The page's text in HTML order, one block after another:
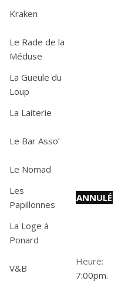
Kraken
Le Rade de la
Méduse
La Gueule du
Loup
La Laiterie
Le Bar Asso’
Le Nomad
Les
Papillonnes
ANNULÉ
La Loge à
Ponard
V&B
Heure:
7:00pm.